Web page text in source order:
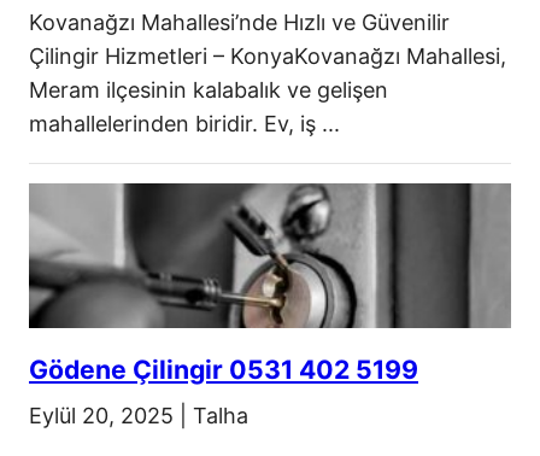
Kovanağzı Mahallesi’nde Hızlı ve Güvenilir
Çilingir Hizmetleri – KonyaKovanağzı Mahallesi,
Meram ilçesinin kalabalık ve gelişen
mahallelerinden biridir. Ev, iş ...
Gödene Çilingir 0531 402 5199
Eylül 20, 2025 Talha